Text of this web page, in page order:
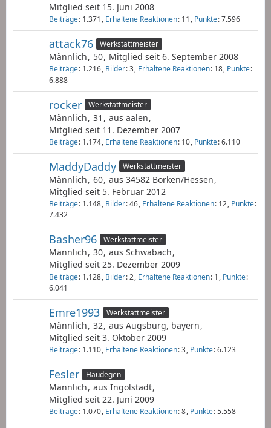
Mitglied seit 15. Juni 2008
Beiträge 1.371 Erhaltene Reaktionen 11 Punkte 7.596
attack76 Werkstattmeister
Männlich 50 Mitglied seit 6. September 2008
Beiträge 1.216 Bilder 3 Erhaltene Reaktionen 18 Punkte
6.888
rocker Werkstattmeister
Männlich 31
aus aalen
Mitglied seit 11. Dezember 2007
Beiträge 1.174 Erhaltene Reaktionen 10 Punkte 6.110
MaddyDaddy Werkstattmeister
Männlich 60 aus 34582 Borken/Hessen
Mitglied seit 5. Februar 2012
Beiträge 1.148 Bilder 46 Erhaltene Reaktionen 12 Punkte
7.432
Basher96 Werkstattmeister
Männlich 30 aus Schwabach
Mitglied seit 25. Dezember 2009
Beiträge 1.128 Bilder 2 Erhaltene Reaktionen 1 Punkte
6.041
Emre1993 Werkstattmeister
Männlich 32 aus Augsburg, bayern
Mitglied seit 3. Oktober 2009
Beiträge 1.110 Erhaltene Reaktionen 3 Punkte 6.123
Fesler Haudegen
Männlich aus Ingolstadt
Mitglied seit 22. Juni 2009
Beiträge 1.070 Erhaltene Reaktionen 8 Punkte 5.558